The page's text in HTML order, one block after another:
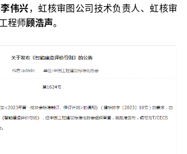
李伟兴，虹核审图公司技术负责人、虹核审
程师顾浩声。